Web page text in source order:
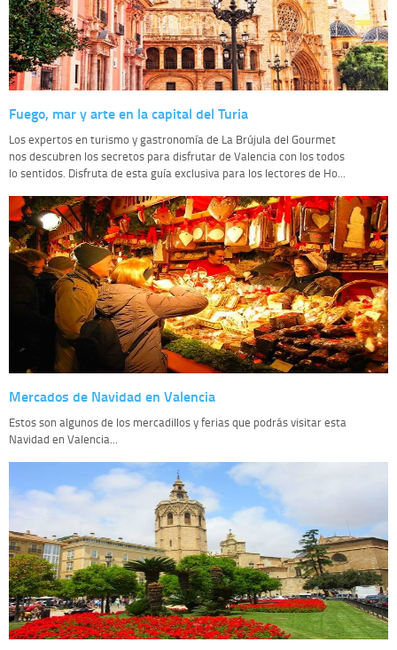
Fuego, mar y arte en la capital del Turia
Los expertos en turismo y gastronomía de La Brújula del Gourmet
nos descubren los secretos para disfrutar de Valencia con los todos
lo sentidos. Disfruta de esta guía exclusiva para los lectores de Ho...
Mercados de Navidad en Valencia
Estos son algunos de los mercadillos y ferias que podrás visitar esta
Navidad en Valencia...